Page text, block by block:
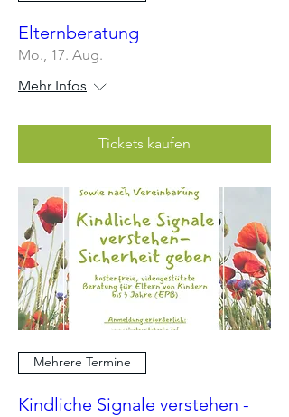
Elternberatung
Mo., 17. Aug.
Mehr Infos
Tickets kaufen
Mehrere Termine
Kindliche Signale verstehen -